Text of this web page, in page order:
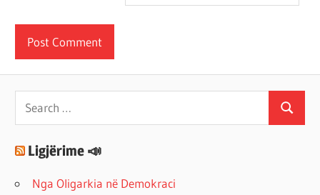
Search
for:
Search
Ligjërime 📣
Nga Oligarkia në Demokraci